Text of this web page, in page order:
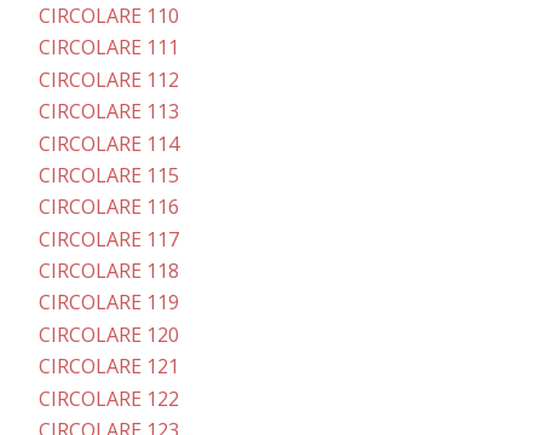
CIRCOLARE 110
CIRCOLARE 111
CIRCOLARE 112
CIRCOLARE 113
CIRCOLARE 114
CIRCOLARE 115
CIRCOLARE 116
CIRCOLARE 117
CIRCOLARE 118
CIRCOLARE 119
CIRCOLARE 120
CIRCOLARE 121
CIRCOLARE 122